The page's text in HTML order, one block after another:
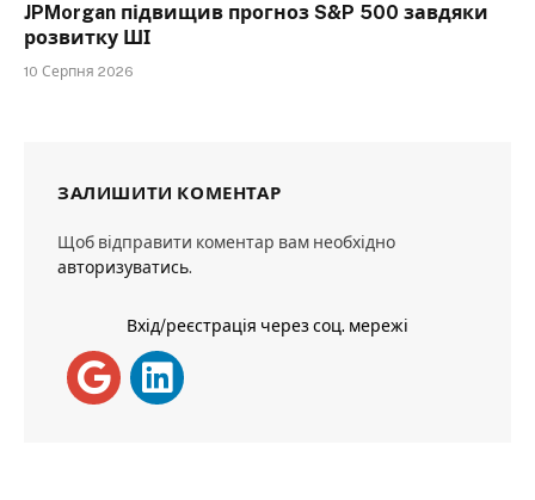
JPMorgan підвищив прогноз S&P 500 завдяки
розвитку ШІ
10 Серпня 2026
ЗАЛИШИТИ КОМЕНТАР
Щоб відправити коментар вам необхідно
авторизуватись.
Вхід/реєстрація через соц. мережі